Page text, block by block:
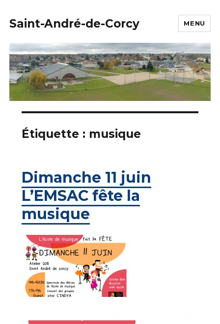
Saint-André-de-Corcy MENU
Étiquette : musique
Dimanche 11 juin
L’EMSAC fête la
musique